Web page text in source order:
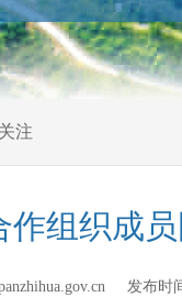
注
作组织成
发布时